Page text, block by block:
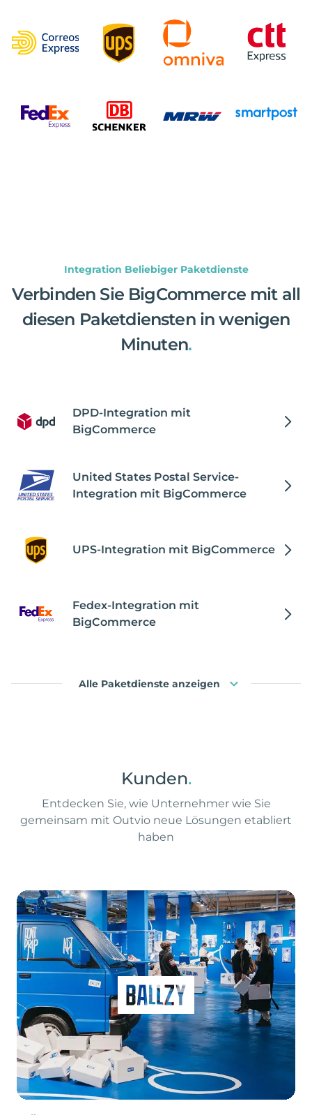
Integration Beliebiger Paketdienste
Verbinden Sie BigCommerce mit all
diesen Paketdiensten in wenigen
Minuten.
DPD-Integration mit
BigCommerce
United States Postal Service-
Integration mit BigCommerce
UPS-Integration mit BigCommerce
Fedex-Integration mit
BigCommerce
Alle Paketdienste anzeigen
Kunden.
Entdecken Sie, wie Unternehmer wie Sie
gemeinsam mit Outvio neue Lösungen etabliert
haben